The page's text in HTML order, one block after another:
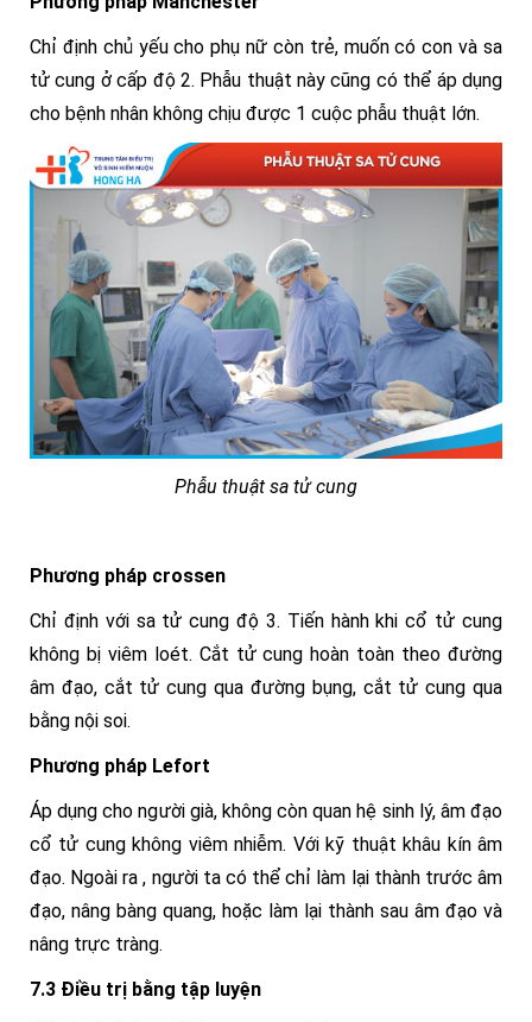
Chỉ định chủ yếu cho phụ nữ còn trẻ, muốn có con và sa
tử cung ở cấp độ 2. Phẫu thuật này cũng có thể áp dụng
cho bệnh nhân không chịu được 1 cuộc phẫu thuật lớn.
Phẫu thuật sa tử cung
Phương pháp crossen
Chỉ định với sa tử cung độ 3. Tiến hành khi cổ tử cung
không bị viêm loét. Cắt tử cung hoàn toàn theo đường
âm đạo, cắt tử cung qua đường bụng, cắt tử cung qua
bằng nội soi.
Phương pháp Lefort
Áp dụng cho người già, không còn quan hệ sinh lý, âm đạo
cổ tử cung không viêm nhiễm. Với kỹ thuật khâu kín âm
đạo. Ngoài ra , người ta có thể chỉ làm lại thành trước âm
đạo, nâng bàng quang, hoặc làm lại thành sau âm đạo và
nâng trực tràng.
7.3 Điều trị bằng tập luyện